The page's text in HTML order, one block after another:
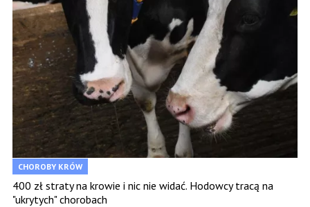
CHOROBY KRÓW
400 zł straty na krowie i nic nie widać. Hodowcy tracą na
"ukrytych" chorobach